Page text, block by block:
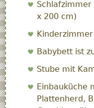
x 200 cm)
Babybett ist
Stube mit
Einbauküche
Plattenherd,